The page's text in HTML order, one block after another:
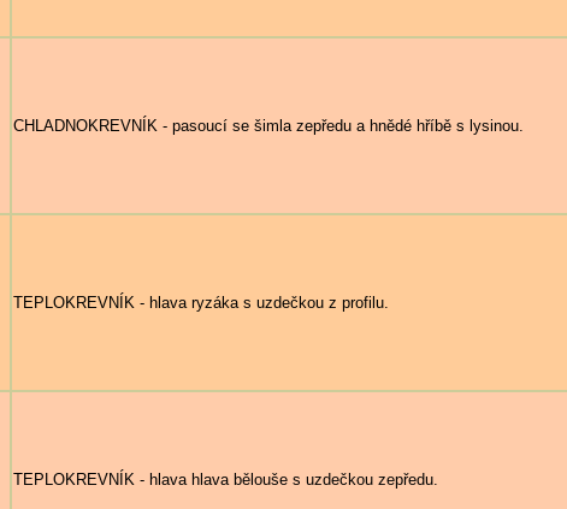
CHLADNOKREVNÍK - pasoucí se šimla zepředu a hnědé hříbě s lysinou.
TEPLOKREVNÍK - hlava ryzáka s uzdečkou z profilu.
TEPLOKREVNÍK - hlava hlava bělouše s uzdečkou zepředu.